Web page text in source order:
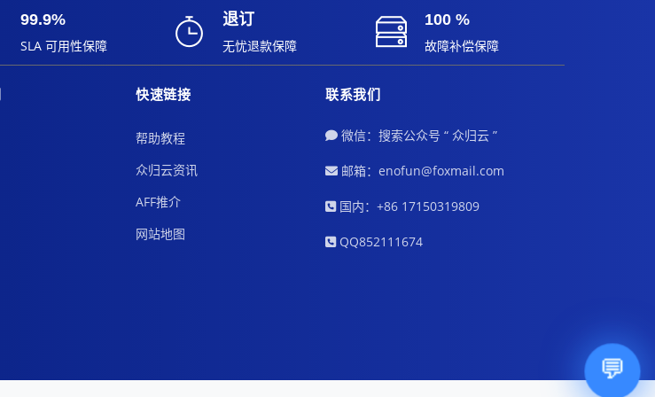
99.9%
SLA 可用性保障
退订
无忧退款保障
100 %
故障补偿保障
快速链接
帮助教程
众归云资讯
AFF推介
网站地图
联系我们
微信：搜索公众号 “ 众归云 ”
邮箱：enofun@foxmail.com
国内：+86 17150319809
QQ852111674
💬